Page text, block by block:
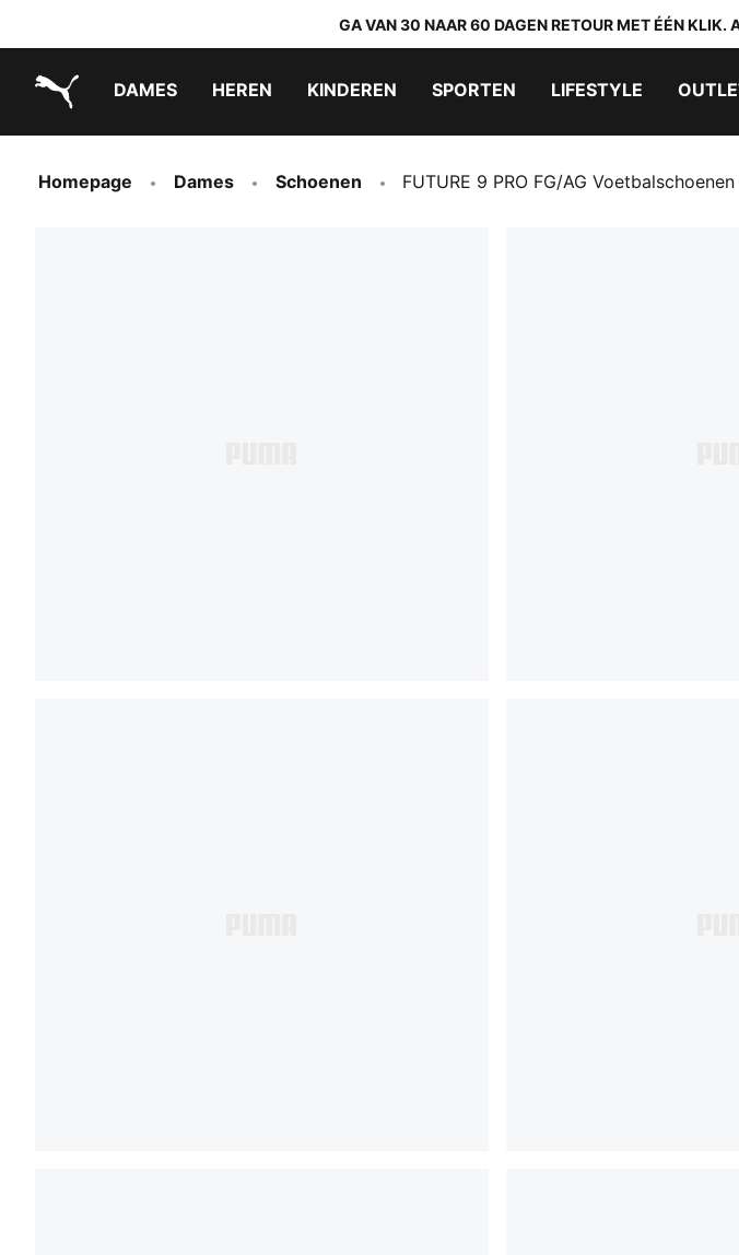
GA VAN 30 NAAR 60 DAGEN RETOUR MET ÉÉN KLIK.
DAMES HEREN KINDEREN SPORTEN LIFESTYLE
Homepage Dames Schoenen FUTURE 9 PRO FG/AG